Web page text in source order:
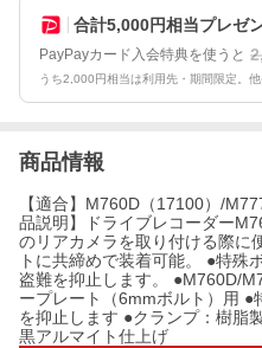
合計5,000円相当プレゼ
PayPayカード入会特典を使うと
うち2,000円相当は利用先・期間限定。他
商品情報
【適合】M760D（17100）/
品説明】ドライブレコーダー
のリアカメラを取り付ける際に
トに共締めで装着可能。 ●特殊
盗難を抑止します。 ●M760D/
ープレート（6mmボルト）用
を抑止します ●クランプ：樹脂
黒アルマイト仕上げ